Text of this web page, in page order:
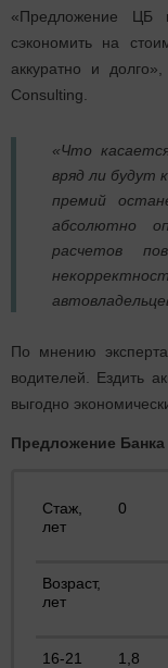
«Предложение ЦБ
сэкономить на
аккуратно и
Consulting.
«Что
вряд ли будут
премий
абсолютно
расчетов
По мнению
водителей. Ездить
выгодно
Предложение
Стаж,
лет
0
Возраст,
лет
16-21 1,8